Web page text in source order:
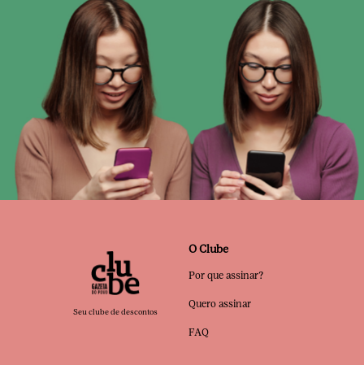
Seu clube de descontos
O Clube
Por que assinar?
Quero assinar
FAQ